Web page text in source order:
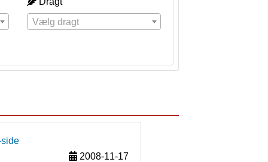
Vælg dragt
2008-11-17